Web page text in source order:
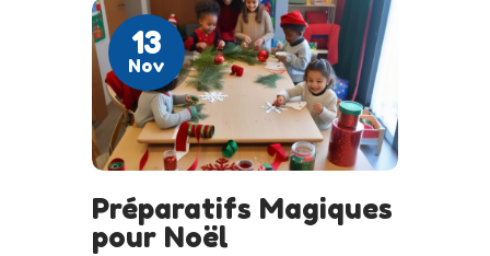
13
Nov
Préparatifs Magiques
pour Noël